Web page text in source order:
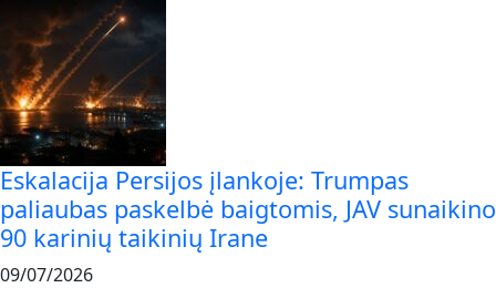
Eskalacija Persijos įlankoje: Trumpas
paliaubas paskelbė baigtomis, JAV sunaikino
90 karinių taikinių Irane
09/07/2026